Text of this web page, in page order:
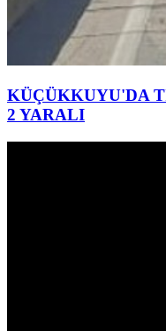
KÜÇÜKKUYU'DA
2 YARALI